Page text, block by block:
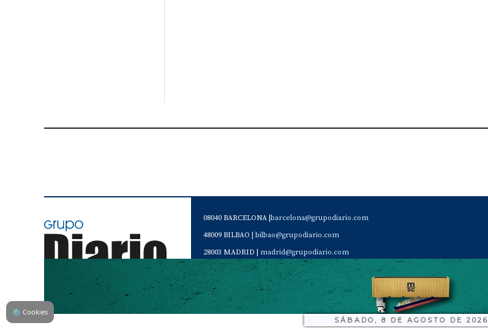
SÁBADO, 8 DE AGOSTO DE 2026
08040 BARCELONA | barcelona@grupodiario.com
48009 BILBAO | bilbao@grupodiario.com
28003 MADRID | madrid@grupodiario.com
46120 Alboraya. VALENCIA |
valencia@grupodiario.com
Servicio de Atención al Socio Suscriptor | sas@grupodiario.com
Teléfono de contacto de Diario del Puerto: 96 330 18 32
⚙ Cookies